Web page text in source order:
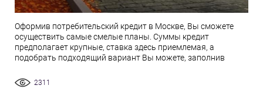
Оформив потребительский кредит в Москве, Вы сможете
осуществить самые смелые планы. Суммы кредит
предполагает крупные, ставка здесь приемлемая, а
подобрать подходящий вариант Вы можете, заполнив
2311